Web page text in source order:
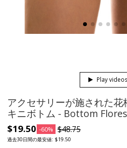
Play videos
アクセサリーが施された
キニボトム - Bottom
$19.50 -60% $48.75
過去30日間の最安値: $19.50